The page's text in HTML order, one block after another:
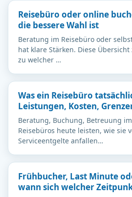
Reisebüro oder online
die bessere Wahl ist
Beratung im Reisebüro oder
hat klare Stärken. Diese
zu welcher …
Was ein Reisebüro
Leistungen, Kosten,
Beratung, Buchung, Betreuung
Reisebüros heute leisten, wie sie
Serviceentgelte anfallen…
Frühbucher, Last Minute
wann sich welcher